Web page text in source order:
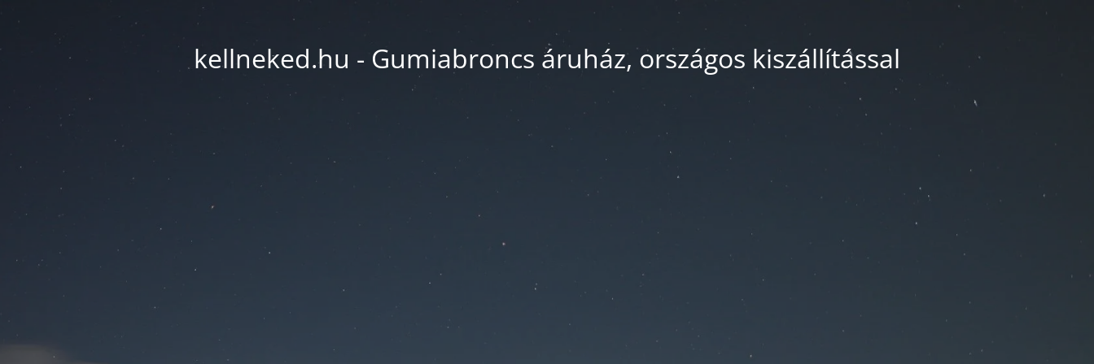
kellneked.hu - Gumiabroncs áruház, országos kiszállítással